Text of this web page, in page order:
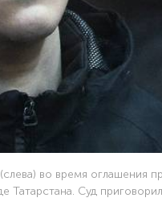
во время оглашения
Татарстана. Суд